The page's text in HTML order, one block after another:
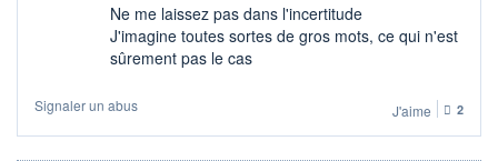
Ne me laissez pas dans l'incertitude
J'imagine toutes sortes de gros mots, ce qui n'est
sûrement pas le cas
Signaler un abus J'aime 2